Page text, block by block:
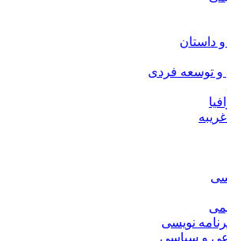
داستان
و توسعه فردی
نویسی
و سیاسی